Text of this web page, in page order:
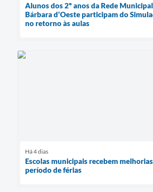
Alunos dos 2º anos da Rede
Bárbara d’Oeste participam do
no retorno às aulas
Há 4 dias
Escolas municipais recebem
período de férias